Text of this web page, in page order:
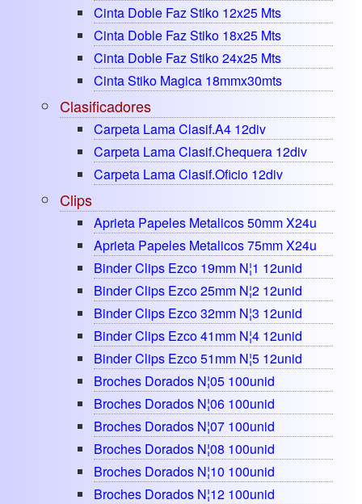
Cinta Doble Faz Stiko 12x25 Mts
Cinta Doble Faz Stiko 18x25 Mts
Cinta Doble Faz Stiko 24x25 Mts
Cinta Stiko Magica 18mmx30mts
Clasificadores
Carpeta Lama Clasif.a4 12div
Carpeta Lama Clasif.chequera 12div
Carpeta Lama Clasif.oficio 12div
Clips
Aprieta Papeles Metalicos 50mm X24u
Aprieta Papeles Metalicos 75mm X24u
Binder Clips Ezco 19mm N¦1 12unid
Binder Clips Ezco 25mm N¦2 12unid
Binder Clips Ezco 32mm N¦3 12unid
Binder Clips Ezco 41mm N¦4 12unid
Binder Clips Ezco 51mm N¦5 12unid
Broches Dorados N¦05 100unid
Broches Dorados N¦06 100unid
Broches Dorados N¦07 100unid
Broches Dorados N¦08 100unid
Broches Dorados N¦10 100unid
Broches Dorados N¦12 100unid